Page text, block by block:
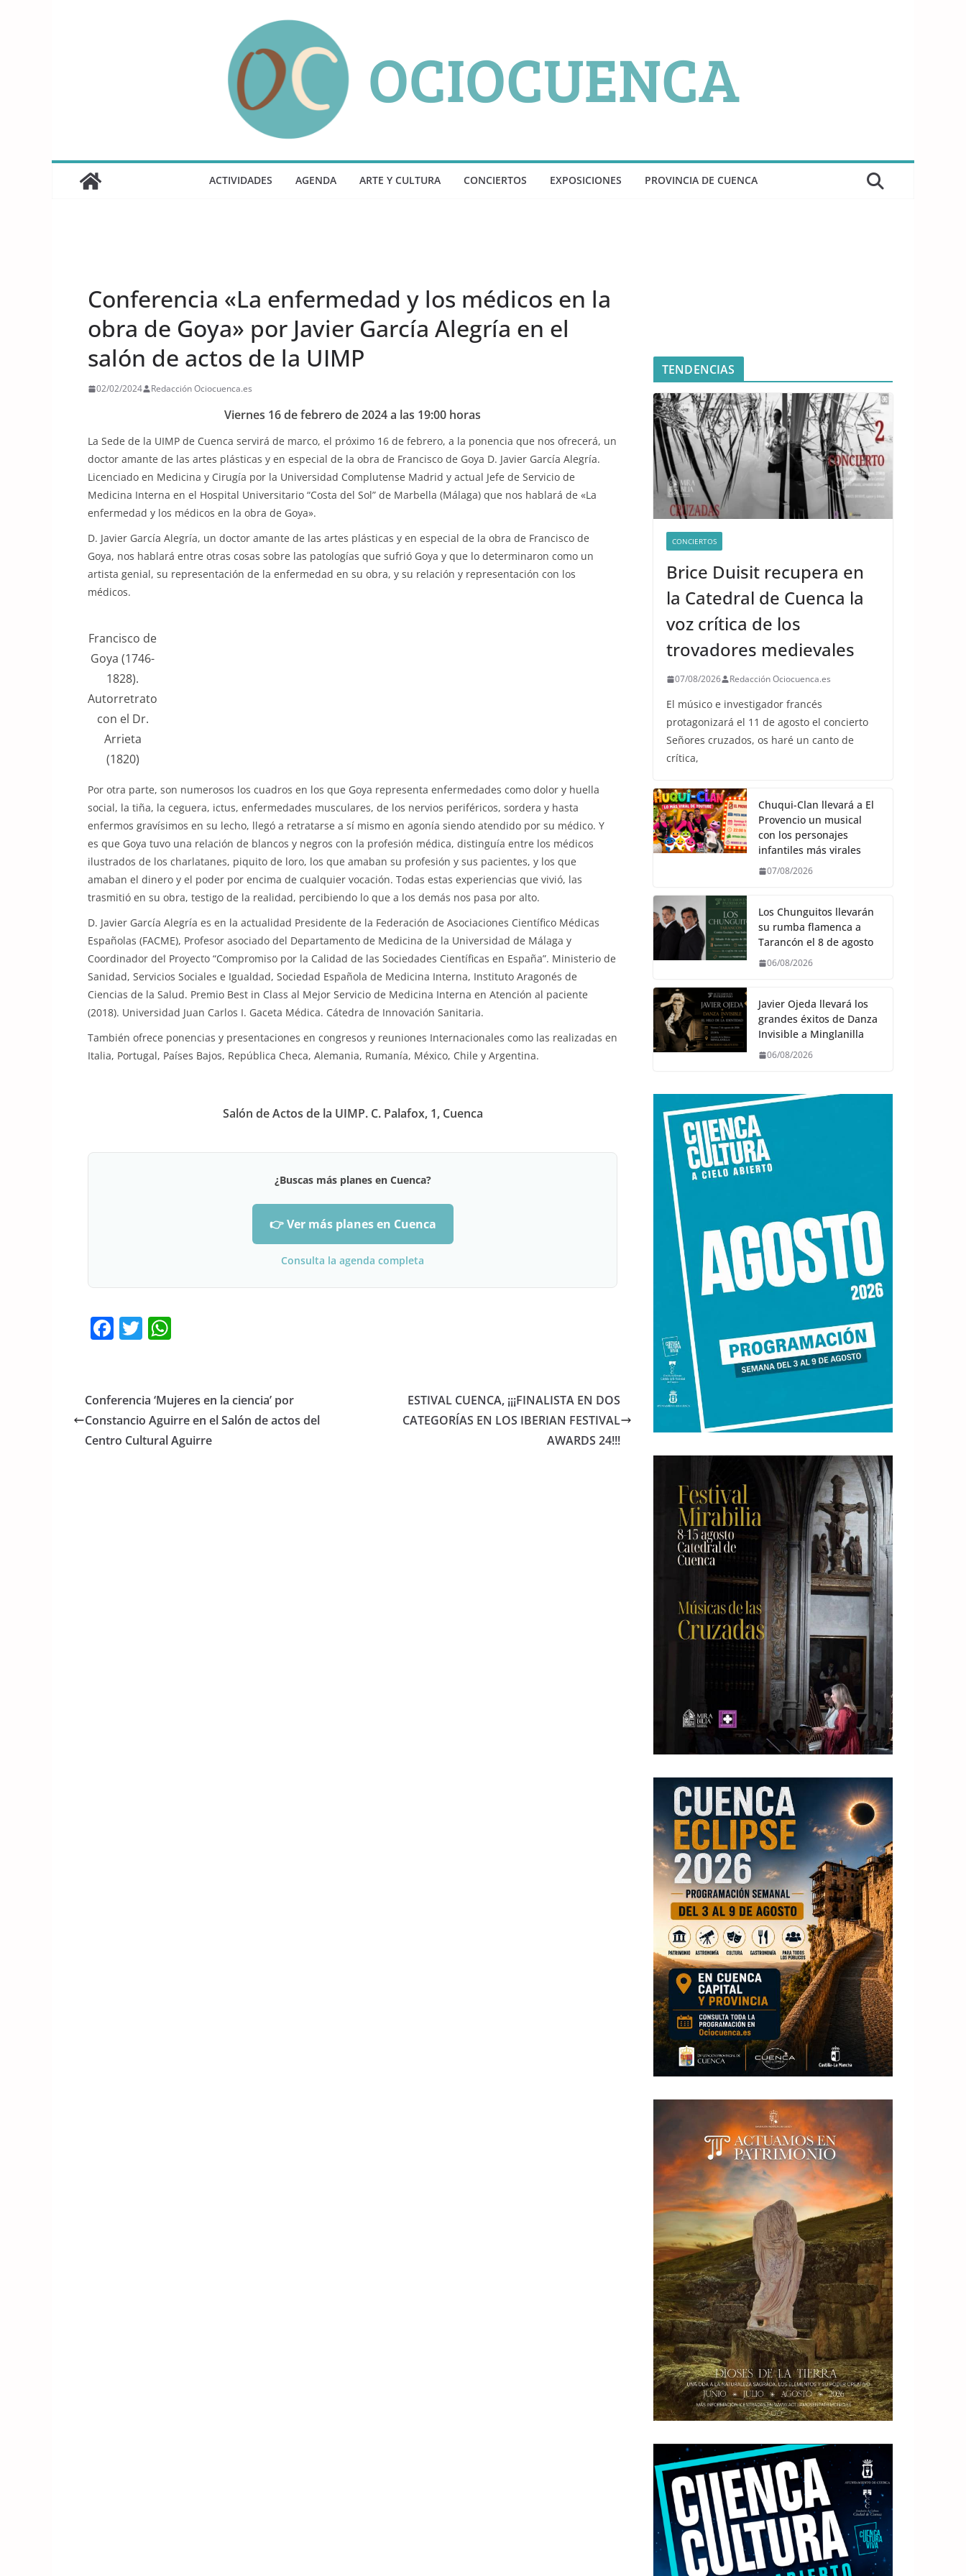
ACTIVIDADES AGENDA ARTE Y CULTURA CONCIERTOS EXPOSICIONES PROVINCIA DE CUENCA
Conferencia «La enfermedad y los médicos en la
obra de Goya» por Javier García Alegría en el
salón de actos de la UIMP
02/02/2024 Redacción Ociocuenca.es
Viernes 16 de febrero de 2024 a las 19:00 horas
La Sede de la UIMP de Cuenca servirá de marco, el próximo 16 de febrero, a la ponencia que nos ofrecerá, un
doctor amante de las artes plásticas y en especial de la obra de Francisco de Goya D. Javier García Alegría.
Licenciado en Medicina y Cirugía por la Universidad Complutense Madrid y actual Jefe de Servicio de
Medicina Interna en el Hospital Universitario “Costa del Sol” de Marbella (Málaga) que nos hablará de «La
enfermedad y los médicos en la obra de Goya».
D. Javier García Alegría, un doctor amante de las artes plásticas y en especial de la obra de Francisco de
Goya, nos hablará entre otras cosas sobre las patologías que sufrió Goya y que lo determinaron como un
artista genial, su representación de la enfermedad en su obra, y su relación y representación con los
médicos.
Francisco de
Goya (1746-
1828).
Autorretrato
con el Dr.
Arrieta
(1820)
Por otra parte, son numerosos los cuadros en los que Goya representa enfermedades como dolor y huella
social, la tiña, la ceguera, ictus, enfermedades musculares, de los nervios periféricos, sordera y hasta
enfermos gravísimos en su lecho, llegó a retratarse a sí mismo en agonía siendo atendido por su médico. Y
es que Goya tuvo una relación de blancos y negros con la profesión médica, distinguía entre los médicos
ilustrados de los charlatanes, piquito de loro, los que amaban su profesión y sus pacientes, y los que
amaban el dinero y el poder por encima de cualquier vocación. Todas estas experiencias que vivió, las
trasmitió en su obra, testigo de la realidad, percibiendo lo que a los demás nos pasa por alto.
D. Javier García Alegría es en la actualidad Presidente de la Federación de Asociaciones Científico Médicas
Españolas (FACME), Profesor asociado del Departamento de Medicina de la Universidad de Málaga y
Coordinador del Proyecto “Compromiso por la Calidad de las Sociedades Científicas en España”. Ministerio de
Sanidad, Servicios Sociales e Igualdad, Sociedad Española de Medicina Interna, Instituto Aragonés de
Ciencias de la Salud. Premio Best in Class al Mejor Servicio de Medicina Interna en Atención al paciente
(2018). Universidad Juan Carlos I. Gaceta Médica. Cátedra de Innovación Sanitaria.
También ofrece ponencias y presentaciones en congresos y reuniones Internacionales como las realizadas en
Italia, Portugal, Países Bajos, República Checa, Alemania, Rumanía, México, Chile y Argentina.
Salón de Actos de la UIMP. C. Palafox, 1, Cuenca
¿Buscas más planes en Cuenca?
👉 Ver más planes en Cuenca
Consulta la agenda completa
F
e
b
o
T
er s
A
p
Conferencia ‘Mujeres en la ciencia’ por
Constancio Aguirre en el Salón de actos del
Centro Cultural Aguirre
ESTIVAL CUENCA, ¡¡¡FINALISTA EN DOS
CATEGORÍAS EN LOS IBERIAN FESTIVAL
AWARDS 24!!!
TENDENCIAS
CONCIERTOS
Brice Duisit recupera en
la Catedral de Cuenca la
voz crítica de los
trovadores medievales
07/08/2026 Redacción Ociocuenca.es
El músico e investigador francés
protagonizará el 11 de agosto el concierto
Señores cruzados, os haré un canto de
crítica,
Chuqui-Clan llevará a El
Provencio un musical
con los personajes
infantiles más virales
07/08/2026
Los Chunguitos llevarán
su rumba flamenca a
Tarancón el 8 de agosto
06/08/2026
Javier Ojeda llevará los
grandes éxitos de Danza
Invisible a Minglanilla
06/08/2026